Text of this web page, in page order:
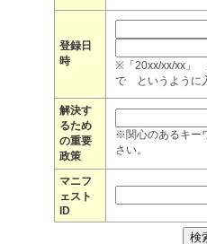
登録日
時
※「20xx/xx/xx」
で というように
解決す
るため
の重要
政策
※関心のあるキー
さい。
マニフ
ェスト
ID